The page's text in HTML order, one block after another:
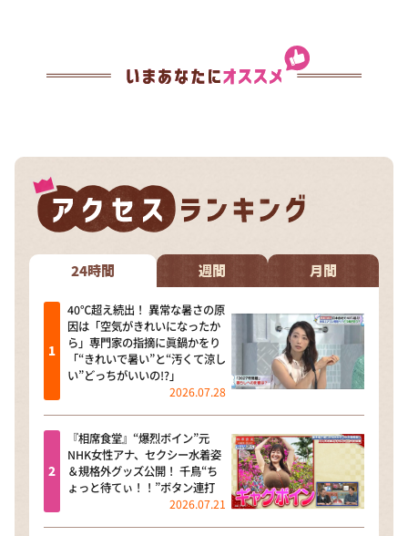
24時間 週間 月間
40℃超え続出！ 異常な暑さの原
因は「空気がきれいになったか
ら」専門家の指摘に眞鍋かをり
「“きれいで暑い”と“汚くて涼し
い”どっちがいいの!?」
2026.07.28
『相席食堂』“爆烈ボイン”元
NHK女性アナ、セクシー水着姿
＆規格外グッズ公開！ 千鳥“ち
ょっと待てぃ！！”ボタン連打
2026.07.21